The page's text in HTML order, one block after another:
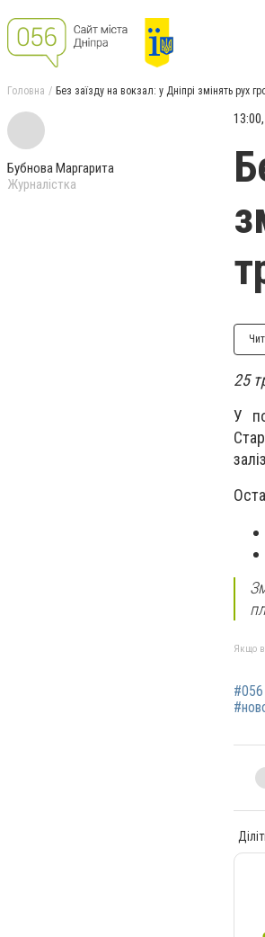
Головна Без заїзду на вокзал: у Дніпрі змінять рух
Бубнова Маргарита
Журналістка
25
У
Якщо
#056